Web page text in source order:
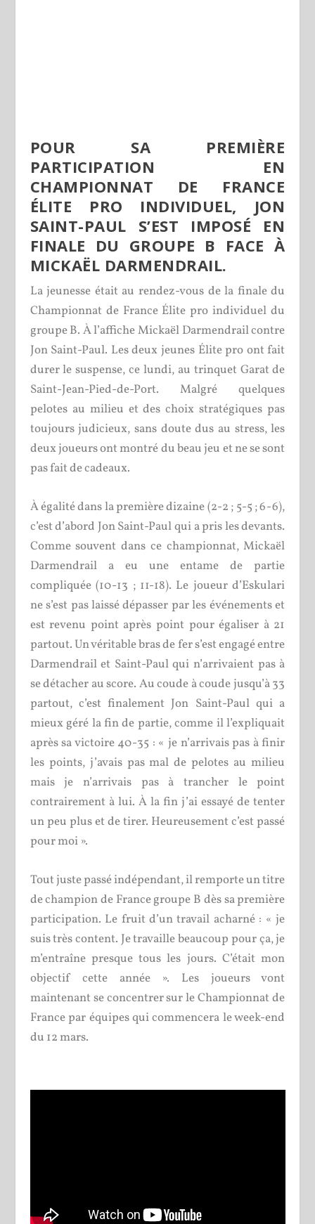
POUR SA PREMIÈRE
PARTICIPATION EN
CHAMPIONNAT DE FRANCE
ÉLITE PRO INDIVIDUEL, JON
SAINT-PAUL S’EST IMPOSÉ EN
FINALE DU GROUPE B FACE À
MICKAËL DARMENDRAIL.
La jeunesse était au rendez-vous de la finale du
Championnat de France Élite pro individuel du
groupe B. À l’affiche Mickaël Darmendrail contre
Jon Saint-Paul. Les deux jeunes Élite pro ont fait
durer le suspense, ce lundi, au trinquet Garat de
Saint-Jean-Pied-de-Port. Malgré quelques
pelotes au milieu et des choix stratégiques pas
toujours judicieux, sans doute dus au stress, les
deux joueurs ont montré du beau jeu et ne se sont
pas fait de cadeaux.
À égalité dans la première dizaine (2-2 ; 5-5 ; 6-6),
c’est d’abord Jon Saint-Paul qui a pris les devants.
Comme souvent dans ce championnat, Mickaël
Darmendrail a eu une entame de partie
compliquée (10-13 ; 11-18). Le joueur d’Eskulari
ne s’est pas laissé dépasser par les événements et
est revenu point après point pour égaliser à 21
partout. Un véritable bras de fer s’est engagé entre
Darmendrail et Saint-Paul qui n’arrivaient pas à
se détacher au score. Au coude à coude jusqu’à 33
partout, c’est finalement Jon Saint-Paul qui a
mieux géré la fin de partie, comme il l’expliquait
après sa victoire 40-35 : « je n’arrivais pas à finir
les points, j’avais pas mal de pelotes au milieu
mais je n’arrivais pas à trancher le point
contrairement à lui. À la fin j’ai essayé de tenter
un peu plus et de tirer. Heureusement c’est passé
pour moi ».
Tout juste passé indépendant, il remporte un titre
de champion de France groupe B dès sa première
participation. Le fruit d’un travail acharné : « je
suis très content. Je travaille beaucoup pour ça, je
m’entraîne presque tous les jours. C’était mon
objectif cette année ». Les joueurs vont
maintenant se concentrer sur le Championnat de
France par équipes qui commencera le week-end
du 12 mars.